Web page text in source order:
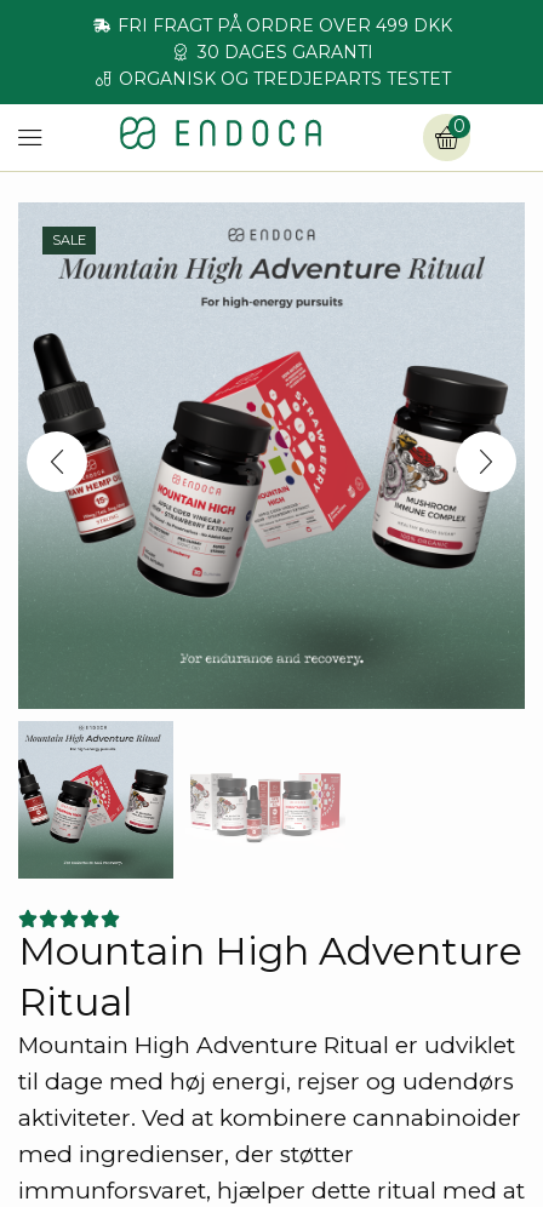
FRI FRAGT PÅ ORDRE OVER 499 DKK
30 DAGES GARANTI
ORGANISK OG TREDJEPARTS TESTET
0
SALE
Mountain High Adventure
Ritual
Mountain High Adventure Ritual er udviklet
til dage med høj energi, rejser og udendørs
aktiviteter. Ved at kombinere cannabinoider
med ingredienser, der støtter
immunforsvaret, hjælper dette ritual med at